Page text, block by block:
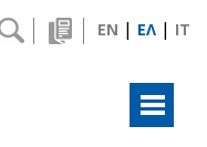
EN | ΕΛ | IT